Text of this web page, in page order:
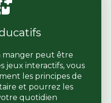
manger peut être
jeux interactifs, vous
les principes de
et pourrez les
quotidien